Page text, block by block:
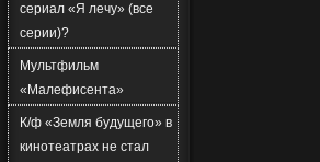
сериал «Я лечу» (все
серии)?
Мультфильм
«Малефисента»
К/ф «Земля будущего» в
кинотеатрах не стал